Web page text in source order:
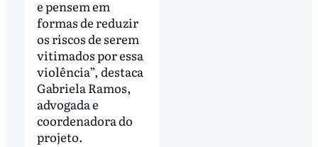
e pensem em
formas de reduzir
os riscos de serem
vitimados por essa
violência”, destaca
Gabriela Ramos,
advogada e
coordenadora do
projeto.